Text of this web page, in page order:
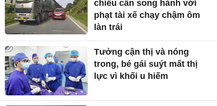
chiều cần song hành với
phạt tài xế chạy chậm ôm
làn trái
Tưởng cận thị và nóng
trong, bé gái suýt mất thị
lực vì khối u hiếm